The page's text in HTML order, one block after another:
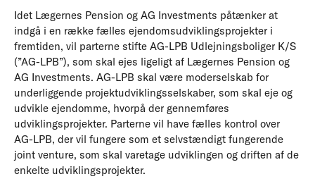
Idet Lægernes Pension og AG Investments påtænker at
indgå i en række fælles ejendomsudviklingsprojekter i
fremtiden, vil parterne stifte AG-LPB Udlejningsboliger K/S
(”AG-LPB”), som skal ejes ligeligt af Lægernes Pension og
AG Investments. AG-LPB skal være moderselskab for
underliggende projektudviklingsselskaber, som skal eje og
udvikle ejendomme, hvorpå der gennemføres
udviklingsprojekter. Parterne vil have fælles kontrol over
AG-LPB, der vil fungere som et selvstændigt fungerende
joint venture, som skal varetage udviklingen og driften af de
enkelte udviklingsprojekter.